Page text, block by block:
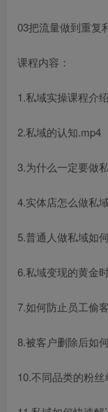
03把流量做到重复
课程内容：
1.私域实操课程介
2.私域的认知.mp4
3.为什么一定要做
4.实体店怎么做私
5.普通人做私域如
6.私域变现的黄金
7.如何防止员工偷
8.被客户删除后如
10.不同品类的粉